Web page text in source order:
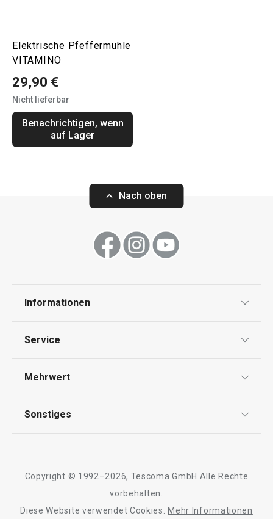
Elektrische Pfeffermühle
VITAMINO
29,90 €
Nicht lieferbar
Benachrichtigen, wenn
auf Lager
Nach oben
Informationen
Impressum
Service
Kontaktformular
Mehrwert
Qualität
Sonstiges
Copyright © 1992–2026, Tescoma GmbH Alle Rechte
vorbehalten.
Diese Website verwendet Cookies.
Mehr Informationen